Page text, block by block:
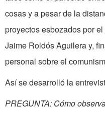
cosas y a pesar de la
proyectos esbozados por
Jaime Roldós Aguilera y,
personal sobre el
Así se desarrolló la
PREGUNTA: Cómo